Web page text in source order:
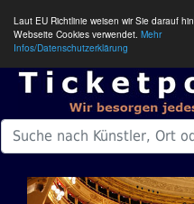
Laut EU Richtlinie weisen wir Sie darauf
Webseite Cookies verwendet. Mehr
Infos/Datenschutzerklärung